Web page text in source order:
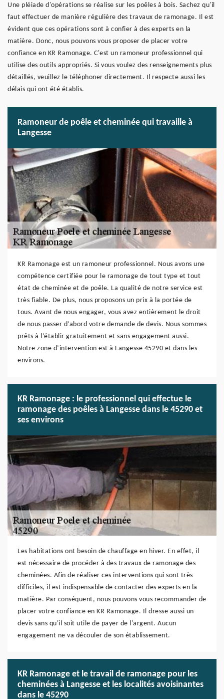
Une pléiade d'opérations se réalise sur les poêles à bois. Sachez qu'il
faut effectuer de manière régulière des travaux de ramonage. Il est
évident que ces opérations sont à confier à des experts en la
matière. Donc, nous pouvons vous proposer de placer votre
confiance en KR Ramonage. C'est un ramoneur professionnel qui
utilise des outils appropriés. Si vous voulez des renseignements plus
détaillés, veuillez le téléphoner directement. Il respecte aussi les
délais qui ont été établis.
Ramoneur de poêle et cheminée qui travaille à
Langesse
KR Ramonage est un ramoneur professionnel. Nous avons une
compétence certifiée pour le ramonage de tout type et tout
état de cheminée et de poêle. La qualité de notre service est
très fiable. De plus, nous proposons un prix à la portée de
tous. Avant de nous engager, vous avez entièrement le droit
de nous passer d’abord votre demande de devis. Nous sommes
prêts à l’établir gratuitement et sans engagement aussi.
Notre zone d’intervention est à Langesse 45290 et dans les
environs.
KR Ramonage : le professionnel qui effectue le
ramonage des poêles à Langesse dans le 45290 et
ses environs
Les habitations ont besoin de chauffage en hiver. En effet, il
est nécessaire de procéder à des travaux de ramonage des
cheminées. Afin de réaliser ces interventions qui sont très
difficiles, il est indispensable de contacter des experts en la
matière. Par conséquent, nous pouvons vous recommander de
placer votre confiance en KR Ramonage. Il dresse aussi un
devis sans qu'il soit utile de payer de l'argent. Aucun
engagement ne va découler de son établissement.
KR Ramonage et le travail de ramonage pour les
cheminées à Langesse et les localités avoisinantes
dans le 45290